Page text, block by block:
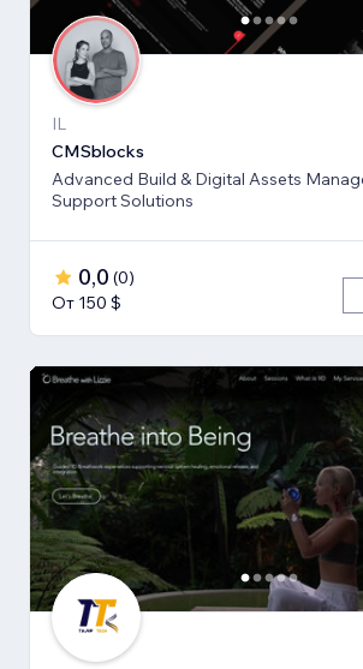
IL
CMSblocks
Advanced Build & Digital Assets Management &
Support Solutions
0,0 (0)
От 150 $